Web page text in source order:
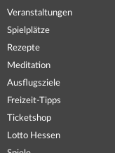
Veranstaltungen
Spielplätze
Rezepte
Meditation
Ausflugsziele
Freizeit-Tipps
Ticketshop
Lotto Hessen